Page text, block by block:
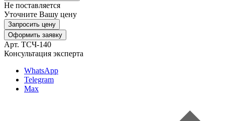
Не поставляется
Уточните Вашу цену
Запросить цену
Оформить заявку
Арт. ТСЧ-140
Консультация эксперта
WhatsApp
Telegram
Max